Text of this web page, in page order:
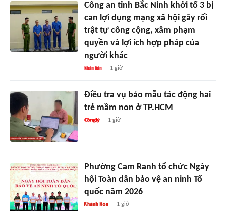
Công an tỉnh Bắc Ninh khởi tố 3 bị
can lợi dụng mạng xã hội gây rối
trật tự công cộng, xâm phạm
quyền và lợi ích hợp pháp của
người khác
1 giờ
Điều tra vụ bảo mẫu tác động hai
trẻ mầm non ở TP.HCM
1 giờ
Phường Cam Ranh tổ chức Ngày
hội Toàn dân bảo vệ an ninh Tổ
quốc năm 2026
1 giờ